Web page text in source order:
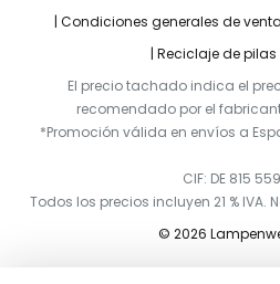
Condiciones generales de venta
Reciclaje de
El precio tachado indica el
recomendado por el
*Promoción válida en envíos a
CIF: DE 815
Todos los precios incluyen 21 %
© 2026